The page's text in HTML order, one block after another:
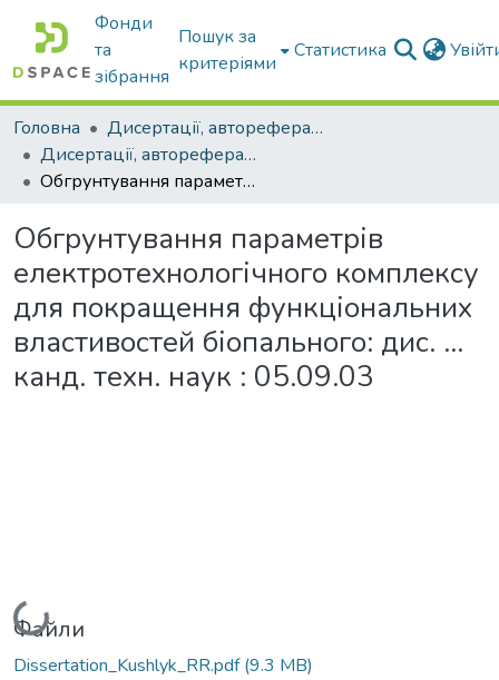
Фонди
та
зібрання
Пошук за
критеріями
Статистика
Головна
Дисертації, автореферати дисертацій
Дисертації, автореферати дисертацій
Обгрунтування параметрів електротехнологічного комплексу для покращення функціональних властивостей біопального: дис. ... канд. техн. наук : 05.09.03
Обгрунтування параметрів
електротехнологічного комплексу
для покращення функціональних
властивостей біопального: дис. ...
канд. техн. наук : 05.09.03
Вантажиться...
Файли
Dissertation_Kushlyk_RR.pdf(9.3 MB)